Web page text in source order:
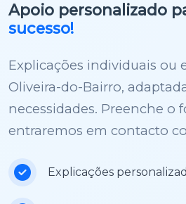
Apoio personalizado
sucesso!
Explicações individuais ou
Oliveira-do-Bairro,
necessidades. Preenche o
entraremos em contacto
Explicações